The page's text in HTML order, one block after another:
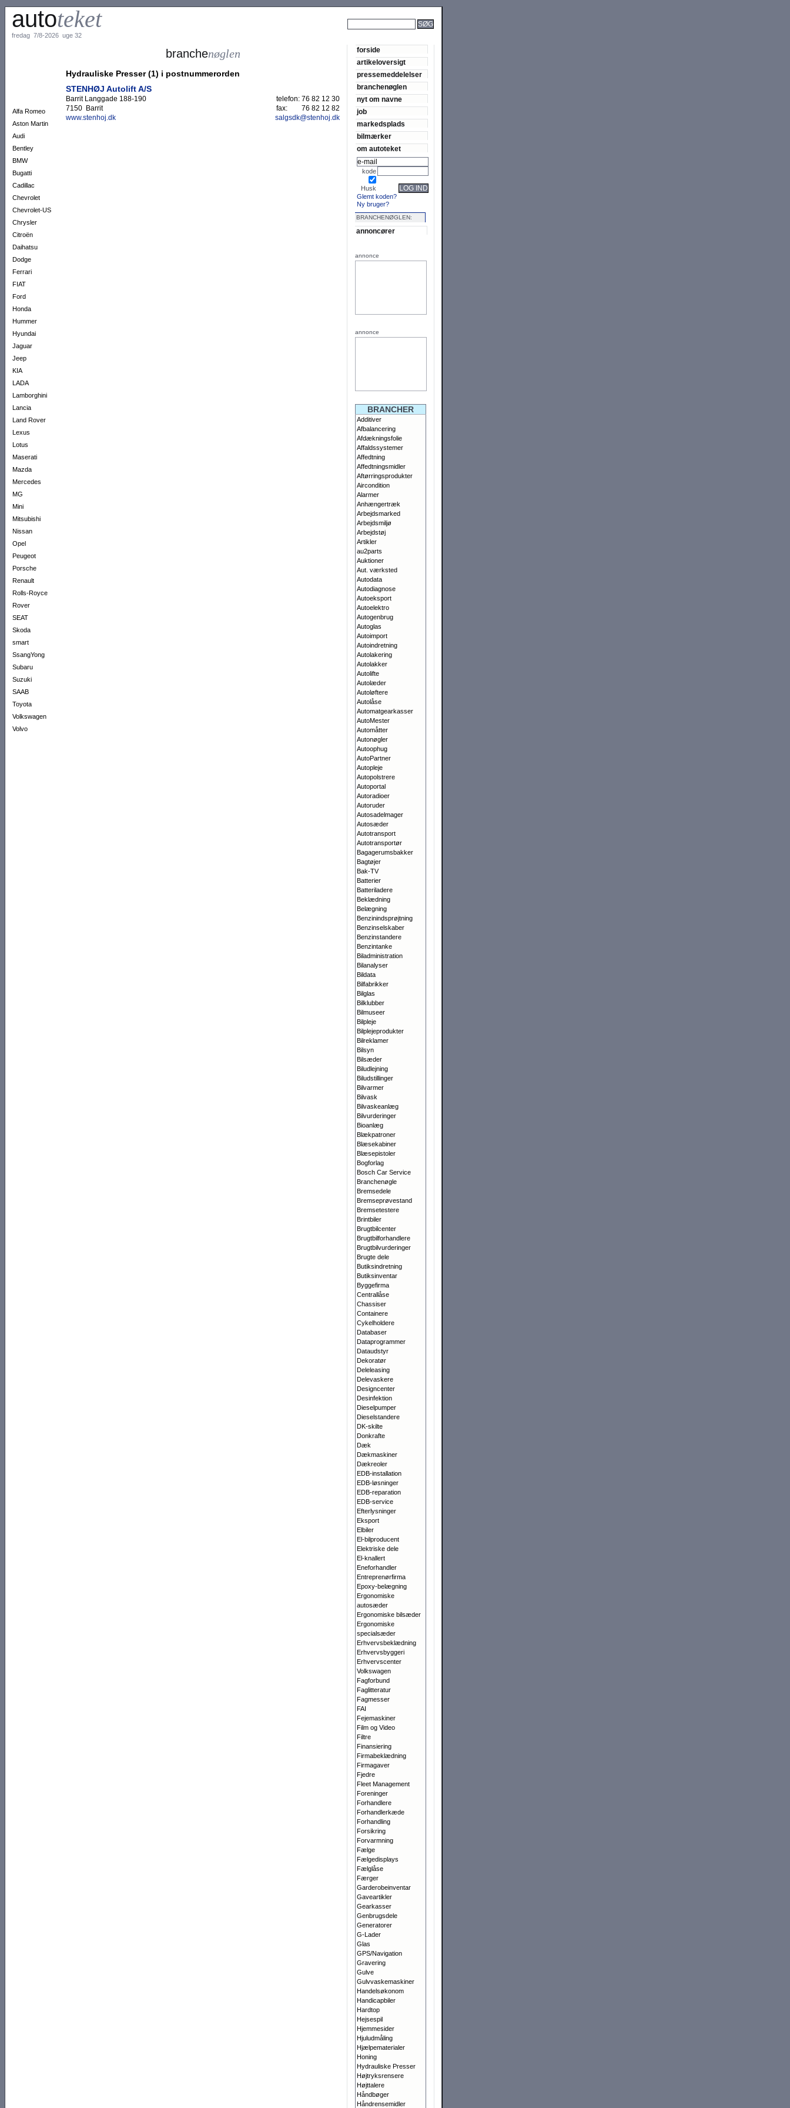
autoteket SØG
fredag 7/8-2026 uge 32
Alfa Romeo
Aston Martin
Audi
Bentley
BMW
Bugatti
Cadillac
Chevrolet
Chevrolet-US
Chrysler
Citroën
Daihatsu
Dodge
Ferrari
FIAT
Ford
Honda
Hummer
Hyundai
Jaguar
Jeep
KIA
LADA
Lamborghini
Lancia
Land Rover
Lexus
Lotus
Maserati
Mazda
Mercedes
MG
Mini
Mitsubishi
Nissan
Opel
Peugeot
Porsche
Renault
Rolls-Royce
Rover
SEAT
Skoda
smart
SsangYong
Subaru
Suzuki
SAAB
Toyota
Volkswagen
Volvo
branchenøglen
Hydrauliske Presser (1) i postnummerorden
STENHØJ Autolift A/S
Barrit Langgade 188-190
7150 Barrit
www.stenhoj.dk
telefon: 76 82 12 30
fax:
76 82 12 82
salgsdk@stenhoj.dk
forside
artikeloversigt
pressemeddelelser
branchenøglen
nyt om navne
job
markedsplads
bilmærker
om autoteket
kode
Husk LOG IND
Glemt koden?
Ny bruger?
BRANCHENØGLEN:
annoncører
annonce
annonce
BRANCHER
Additiver
Afbalancering
Afdækningsfolie
Affaldssystemer
Affedtning
Affedtningsmidler
Aftørringsprodukter
Aircondition
Alarmer
Anhængertræk
Arbejdsmarked
Arbejdsmiljø
Arbejdstøj
Artikler
au2parts
Auktioner
Aut. værksted
Autodata
Autodiagnose
Autoeksport
Autoelektro
Autogenbrug
Autoglas
Autoimport
Autoindretning
Autolakering
Autolakker
Autolifte
Autolæder
Autoløftere
Autolåse
Automatgearkasser
AutoMester
Automåtter
Autonøgler
Autoophug
AutoPartner
Autopleje
Autopolstrere
Autoportal
Autoradioer
Autoruder
Autosadelmager
Autosæder
Autotransport
Autotransportør
Bagagerumsbakker
Bagtøjer
Bak-TV
Batterier
Batteriladere
Beklædning
Belægning
Benzinindsprøjtning
Benzinselskaber
Benzinstandere
Benzintanke
Biladministration
Bilanalyser
Bildata
Bilfabrikker
Bilglas
Bilklubber
Bilmuseer
Bilpleje
Bilplejeprodukter
Bilreklamer
Bilsyn
Bilsæder
Biludlejning
Biludstillinger
Bilvarmer
Bilvask
Bilvaskeanlæg
Bilvurderinger
Bioanlæg
Blækpatroner
Blæsekabiner
Blæsepistoler
Bogforlag
Bosch Car Service
Branchenøgle
Bremsedele
Bremseprøvestand
Bremsetestere
Brintbiler
Brugtbilcenter
Brugtbilforhandlere
Brugtbilvurderinger
Brugte dele
Butiksindretning
Butiksinventar
Byggefirma
Centrallåse
Chassiser
Containere
Cykelholdere
Databaser
Dataprogrammer
Dataudstyr
Dekoratør
Deleleasing
Delevaskere
Designcenter
Desinfektion
Dieselpumper
Dieselstandere
DK-skilte
Donkrafte
Dæk
Dækmaskiner
Dækreoler
EDB-installation
EDB-løsninger
EDB-reparation
EDB-service
Efterlysninger
Eksport
Elbiler
El-bilproducent
Elektriske dele
El-knallert
Eneforhandler
Entreprenørfirma
Epoxy-belægning
Ergonomiske
autosæder
Ergonomiske bilsæder
Ergonomiske
specialsæder
Erhvervsbeklædning
Erhvervsbyggeri
Erhvervscenter
Volkswagen
Fagforbund
Faglitteratur
Fagmesser
FAI
Fejemaskiner
Film og Video
Filtre
Finansiering
Firmabeklædning
Firmagaver
Fjedre
Fleet Management
Foreninger
Forhandlere
Forhandlerkæde
Forhandling
Forsikring
Forvarmning
Fælge
Fælgedisplays
Fælglåse
Færger
Garderobeinventar
Gaveartikler
Gearkasser
Genbrugsdele
Generatorer
G-Lader
Glas
GPS/Navigation
Gravering
Gulve
Gulvvaskemaskiner
Handelsøkonom
Handicapbiler
Hardtop
Hejsespil
Hjemmesider
Hjuludmåling
Hjælpematerialer
Honing
Hydrauliske Presser
Højtryksrensere
Højttalere
Håndbøger
Håndrensemidler